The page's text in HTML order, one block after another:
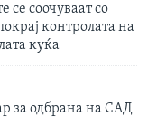
се соочуваат со
контролата на
куќа
за одбрана на САД